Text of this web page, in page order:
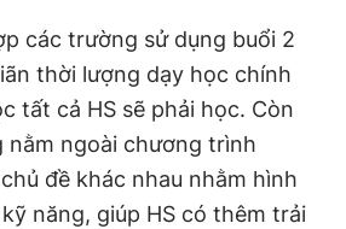
các trường sử dụng buổi 2
thời lượng dạy học chính
tất cả HS sẽ phải học. Còn
nằm ngoài chương trình
đề khác nhau nhằm hình
năng, giúp HS có thêm trải